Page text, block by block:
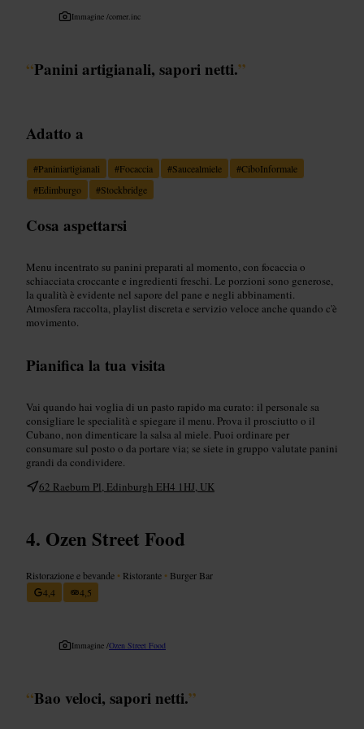
Immagine /corner.inc
“Panini artigianali, sapori netti.”
Adatto a
#Paniniartigianali #Focaccia #Saucealmiele #CiboInformale
#Edimburgo #Stockbridge
Cosa aspettarsi
Menu incentrato su panini preparati al momento, con focaccia o
schiacciata croccante e ingredienti freschi. Le porzioni sono generose,
la qualità è evidente nel sapore del pane e negli abbinamenti.
Atmosfera raccolta, playlist discreta e servizio veloce anche quando c'è
movimento.
Pianifica la tua visita
Vai quando hai voglia di un pasto rapido ma curato: il personale sa
consigliare le specialità e spiegare il menu. Prova il prosciutto o il
Cubano, non dimenticare la salsa al miele. Puoi ordinare per
consumare sul posto o da portare via; se siete in gruppo valutate panini
grandi da condividere.
62 Raeburn Pl, Edinburgh EH4 1HJ, UK
Ozen Street Food
Ristorazione e bevande • Ristorante • Burger Bar
4,4
4,5
Immagine /Ozen Street Food
“Bao veloci, sapori netti.”